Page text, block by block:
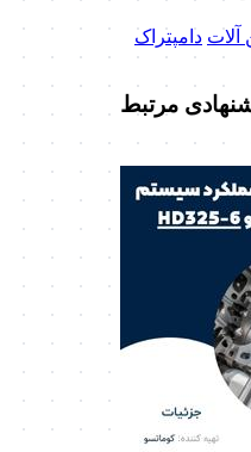
آلات دامپتراک
مرتبط